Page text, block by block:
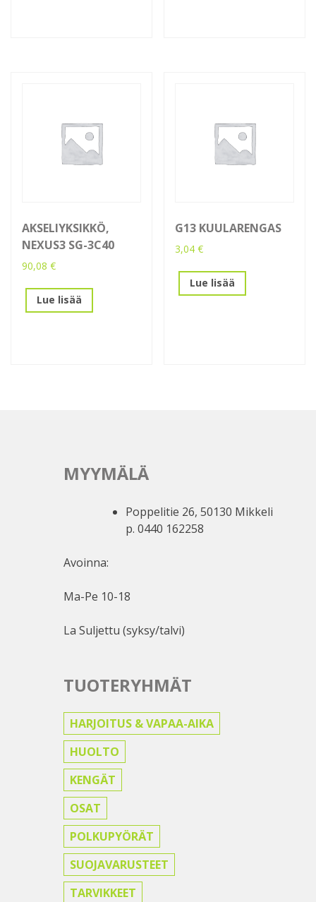
AKSELIYKSIKKÖ,
NEXUS3 SG-3C40
90,08 €
Lue lisää
G13 KUULARENGAS
3,04€
Lue lisää
MYYMÄLÄ
Poppelitie 26, 50130 Mikkeli
p. 0440 162258
Avoinna:
Ma-Pe 10-18
La Suljettu (syksy/talvi)
TUOTERYHMÄT
HARJOITUS & VAPAA-AIKA
HUOLTO
KENGÄT
OSAT
POLKUPYÖRÄT
SUOJAVARUSTEET
TARVIKKEET